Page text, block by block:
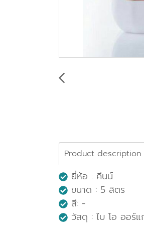
Product description
ยี่ห้อ : คีนน์
ขนาด : 5 ลิตร
สี: -
วัสดุ : ไบ โอ ออร์